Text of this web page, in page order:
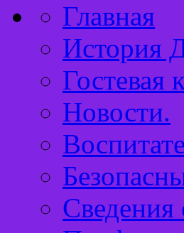
Главная
История
Гостевая
Новости.
Сведения